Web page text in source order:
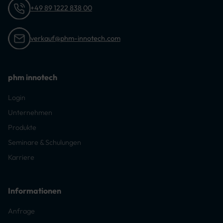
+49 89 1222 838 00
verkauf@phm-innotech.com
phm innotech
Login
Unternehmen
Produkte
Seminare & Schulungen
Karriere
Informationen
Anfrage